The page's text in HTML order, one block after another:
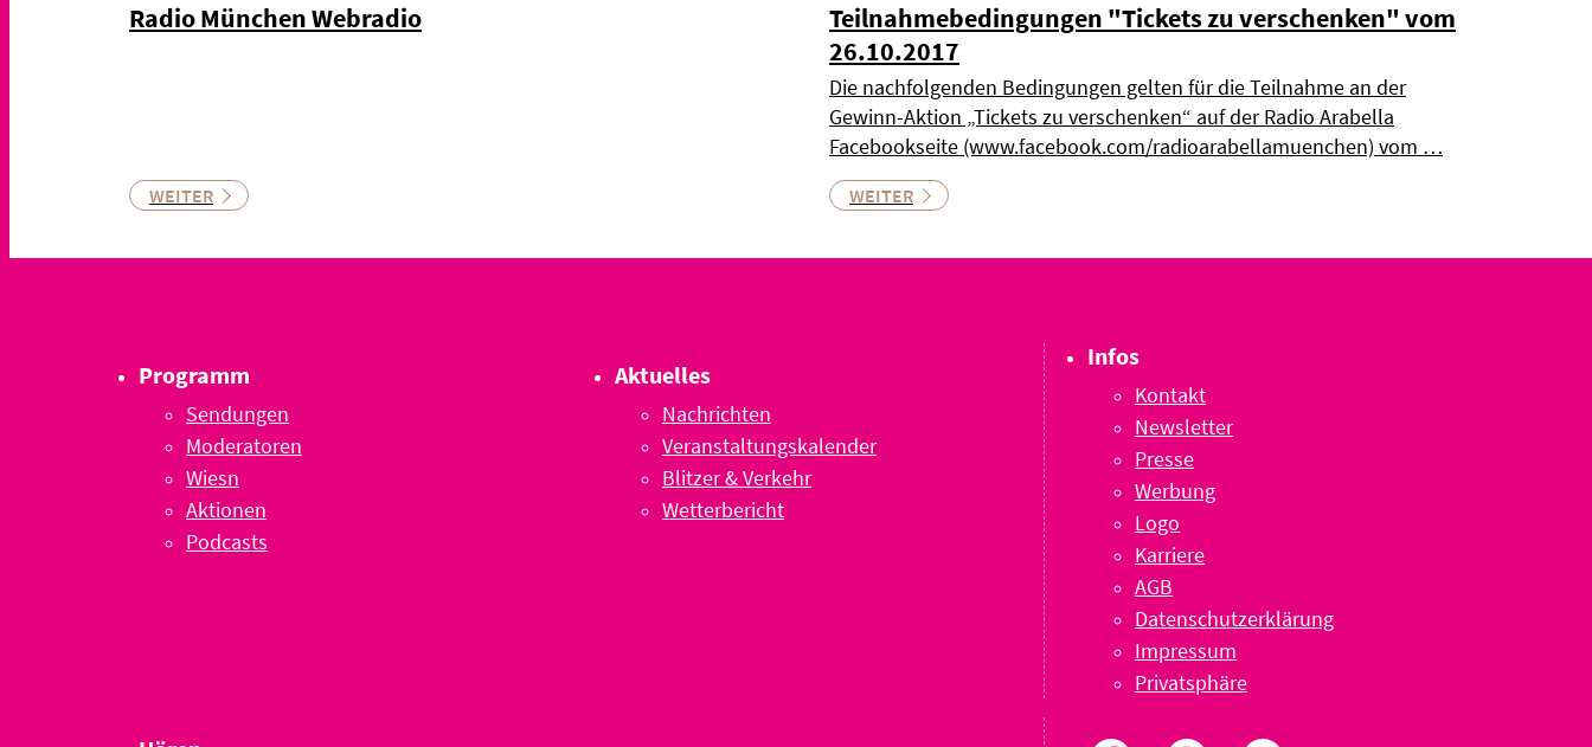
Radio München Webradio
WEITER
Teilnahmebedingungen "Tickets zu verschenken" vom
26.10.2017
Die nachfolgenden Bedingungen gelten für die Teilnahme an der
Gewinn-Aktion „Tickets zu verschenken“ auf der Radio Arabella
Facebookseite (www.facebook.com/radioarabellamuenchen) vom …
WEITER
Programm
Sendungen
Moderatoren
Wiesn
Aktionen
Podcasts
Aktuelles
Nachrichten
Veranstaltungskalender
Blitzer & Verkehr
Wetterbericht
Infos
Kontakt
Newsletter
Presse
Werbung
Logo
Karriere
AGB
Datenschutzerklärung
Impressum
Privatsphäre